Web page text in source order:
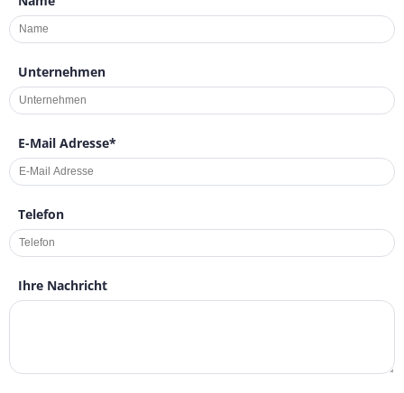
Unternehmen
E-Mail Adresse*
Telefon
Ihre Nachricht